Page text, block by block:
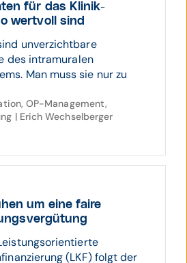
für das Klinik-
wert­voll sind
unverzichtbare
des intramuralen
Man muss sie nur zu
OP-Management,
| Erich Wechselberger
um eine faire
(LKF) folgt der